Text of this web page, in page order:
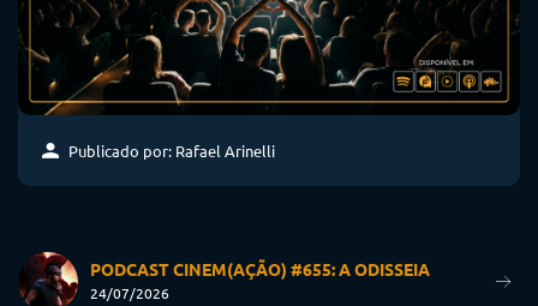
Publicado por: Rafael Arinelli
PODCAST CINEM(AÇÃO) #655: A ODISSEIA
24/07/2026